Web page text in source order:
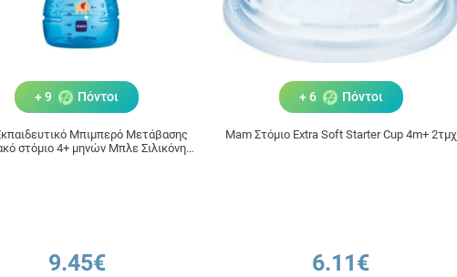
+ 9 Πόντοι
Μπιμπερό Μετάβασης
στόμιο 4+ μηνών Μπλε Σιλικόνης
9.45€
+ 6 Πόντοι
Mam Στόμιο Extra Soft Starter Cup 4m+ 2τμχ
6.11€